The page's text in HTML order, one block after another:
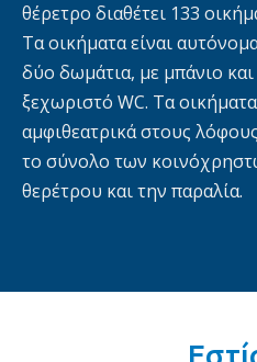
θέρετρο διαθέτει 133
Τα οικήματα είναι
δύο δωμάτια, με μπάνιο και
ξεχωριστό WC. Τα
αμφιθεατρικά στους
το σύνολο των
θερέτρου και την παραλία.